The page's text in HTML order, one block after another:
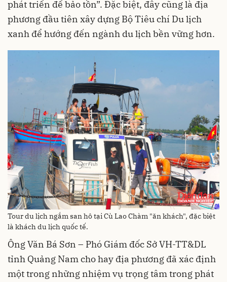
phát triển để bảo tồn”. Đặc biệt, đây cũng là địa
phương đầu tiên xây dựng Bộ Tiêu chí Du lịch
xanh để hướng đến ngành du lịch bền vững hơn.
Tour du lịch ngắm san hô tại Cù Lao Chàm "ăn khách", đặc biệt
là khách du lịch quốc tế.
Ông Văn Bá Sơn – Phó Giám đốc Sở VH-TT&DL
tỉnh Quảng Nam cho hay địa phương đã xác định
một trong những nhiệm vụ trọng tâm trong phát